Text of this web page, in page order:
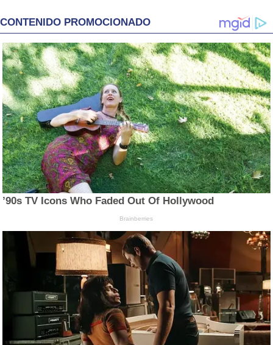
CONTENIDO PROMOCIONADO
’90s TV Icons Who Faded Out Of Hollywood
Brainberries